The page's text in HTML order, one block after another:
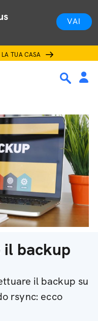
VAI
LA TUA CASA
il backup
il backup su
rsync: ecco